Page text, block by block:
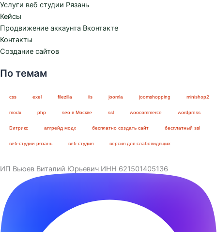
Услуги веб студии Рязань
Кейсы
Продвижение аккаунта Вконтакте
Контакты
Создание сайтов
По темам
css exel filezilla iis joomla joomshopping minishop2
modx php seo в Москве ssl woocommerce wordpress
Битрикс апгрейд модх бесплатно создать сайт бесплатный ssl
веб-студии рязань веб студия версия для слабовидящих
ИП Вьюев Виталий Юрьевич ИНН 621501405136